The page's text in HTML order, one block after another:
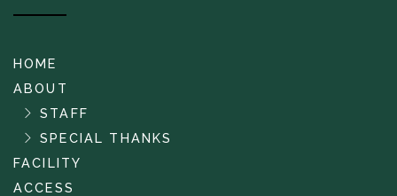
HOME
ABOUT
STAFF
SPECIAL THANKS
FACILITY
ACCESS